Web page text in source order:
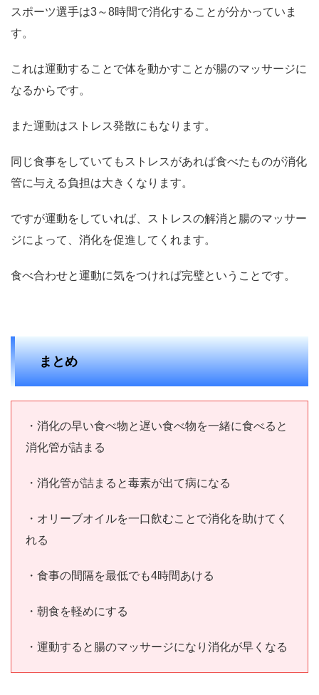
スポーツ選手は3～8時間で消化することが分かっていま
す。
これは運動することで体を動かすことが腸のマッサージに
なるからです。
また運動はストレス発散にもなります。
同じ食事をしていてもストレスがあれば食べたものが消化
管に与える負担は大きくなります。
ですが運動をしていれば、ストレスの解消と腸のマッサー
ジによって、消化を促進してくれます。
食べ合わせと運動に気をつければ完璧ということです。
まとめ
・消化の早い食べ物と遅い食べ物を一緒に食べると
消化管が詰まる
・消化管が詰まると毒素が出て病になる
・オリーブオイルを一口飲むことで消化を助けてく
れる
・食事の間隔を最低でも4時間あける
・朝食を軽めにする
・運動すると腸のマッサージになり消化が早くなる